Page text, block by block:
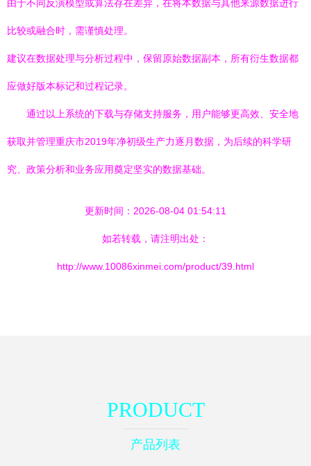
由于不同反演模型或算法存在差异，在将本数据与其他来源数据进行
比较或融合时，需谨慎处理。
建议在数据处理与分析过程中，保留原始数据副本，所有衍生数据都
应做好版本标记和过程记录。
通过以上系统的下载与存储支持服务，用户能够更高效、安全地
获取并管理重庆市2019年净初级生产力逐月数据，为后续的科学研
究、政策分析和业务应用奠定坚实的数据基础。
更新时间：2026-08-04 01:54:11
如若转载，请注明出处：
http://www.10086xinmei.com/product/39.html
PRODUCT
产品列表